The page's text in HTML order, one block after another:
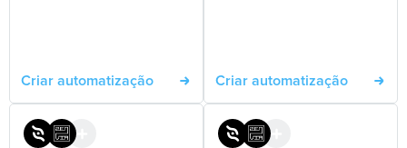
Criar automatização Criar automatização